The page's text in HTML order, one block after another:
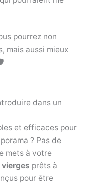
pourrez non
mais aussi mieux
dans un
et efficaces pour
? Pas de
mets à votre
vierges prêts à
pour être